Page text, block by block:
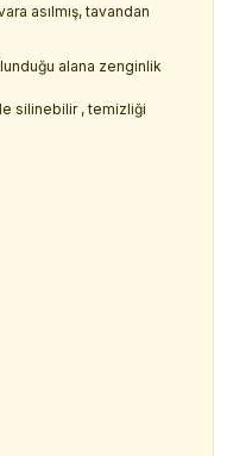
asılmış, tavandan
alana zenginlik
silinebilir , temizliği